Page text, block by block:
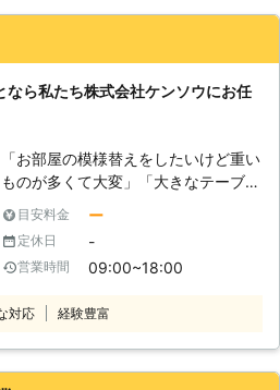
るか外に運び出す必要があります。扱
あり、破損に繋がる恐れもあります。
【お客様を徹底サポート】 家具に関
ウンサポートにご用命ください。当社
はお客様の暮らしを徹底サポートさせ
ていただいておりますので、人手不足
や時間がない方、移動させることが出
来ない方でも、あらゆる方法でお手伝
いさせていただきます。どんなお困り
限りお応えするタウンサポートを是非
してもらうように頼めばよかった
い方でしたけど、女性の一人暮ら
。
なら私たち株式会社ケンソウにお任
「お部屋の模様替えをしたいけど重い
ものが多くて大変」「大きなテーブル
を買ったけど一人では組み立てられな
い」 このようなことでお悩みやお困
りのお客様はおりませんか。私たち株
式会社ケンソウでは家具の組立、移動
ださい。 経験豊富で実績豊富な熟練
目安料金 ー
定休日 -
営業時間 09:00~18:00
対応 経験豊富